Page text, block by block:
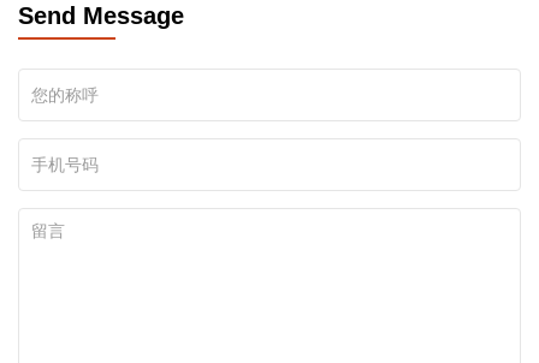
Send Message